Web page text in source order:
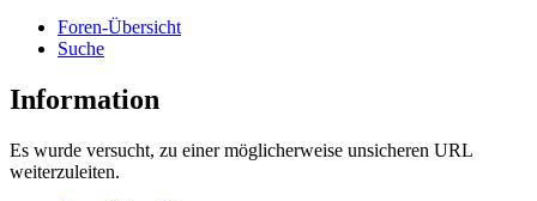
Foren-Übersicht
Suche
Information
Es wurde versucht, zu einer möglicherweise unsicheren URL
weiterzuleiten.